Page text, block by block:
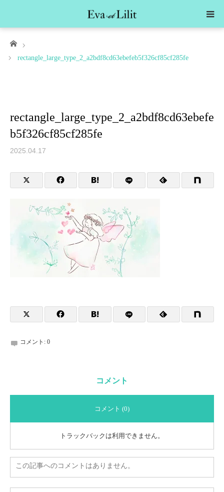
ホーム
rectangle_large_type_2_a2bdf8cd63ebefeb5f326cf85cf285fe
rectangle_large_type_2_a2bdf8cd63ebefe
b5f326cf85cf285fe
2025.04.17
コメント: 0
コメント
コメント (0)
トラックバックは利用できません。
この記事へのコメントはありません。